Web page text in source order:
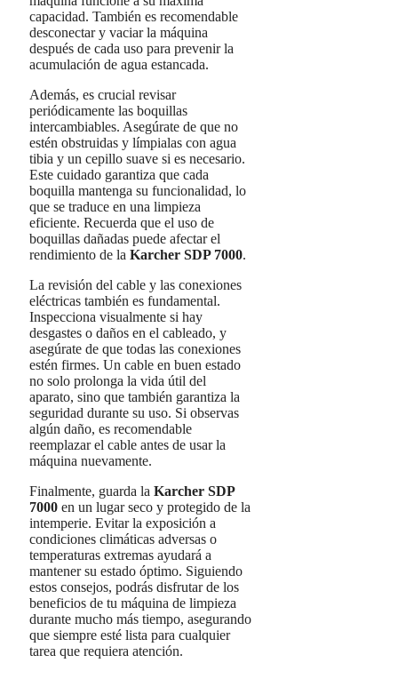
capacidad. También es recomendable
desconectar y vaciar la máquina
después de cada uso para prevenir la
acumulación de agua estancada.
Además, es crucial revisar
periódicamente las boquillas
intercambiables. Asegúrate de que no
estén obstruidas y límpialas con agua
tibia y un cepillo suave si es necesario.
Este cuidado garantiza que cada
boquilla mantenga su funcionalidad, lo
que se traduce en una limpieza
eficiente. Recuerda que el uso de
boquillas dañadas puede afectar el
rendimiento de la Karcher SDP 7000.
La revisión del cable y las conexiones
eléctricas también es fundamental.
Inspecciona visualmente si hay
desgastes o daños en el cableado, y
asegúrate de que todas las conexiones
estén firmes. Un cable en buen estado
no solo prolonga la vida útil del
aparato, sino que también garantiza la
seguridad durante su uso. Si observas
algún daño, es recomendable
reemplazar el cable antes de usar la
máquina nuevamente.
Finalmente, guarda la Karcher SDP
7000 en un lugar seco y protegido de la
intemperie. Evitar la exposición a
condiciones climáticas adversas o
temperaturas extremas ayudará a
mantener su estado óptimo. Siguiendo
estos consejos, podrás disfrutar de los
beneficios de tu máquina de limpieza
durante mucho más tiempo, asegurando
que siempre esté lista para cualquier
tarea que requiera atención.